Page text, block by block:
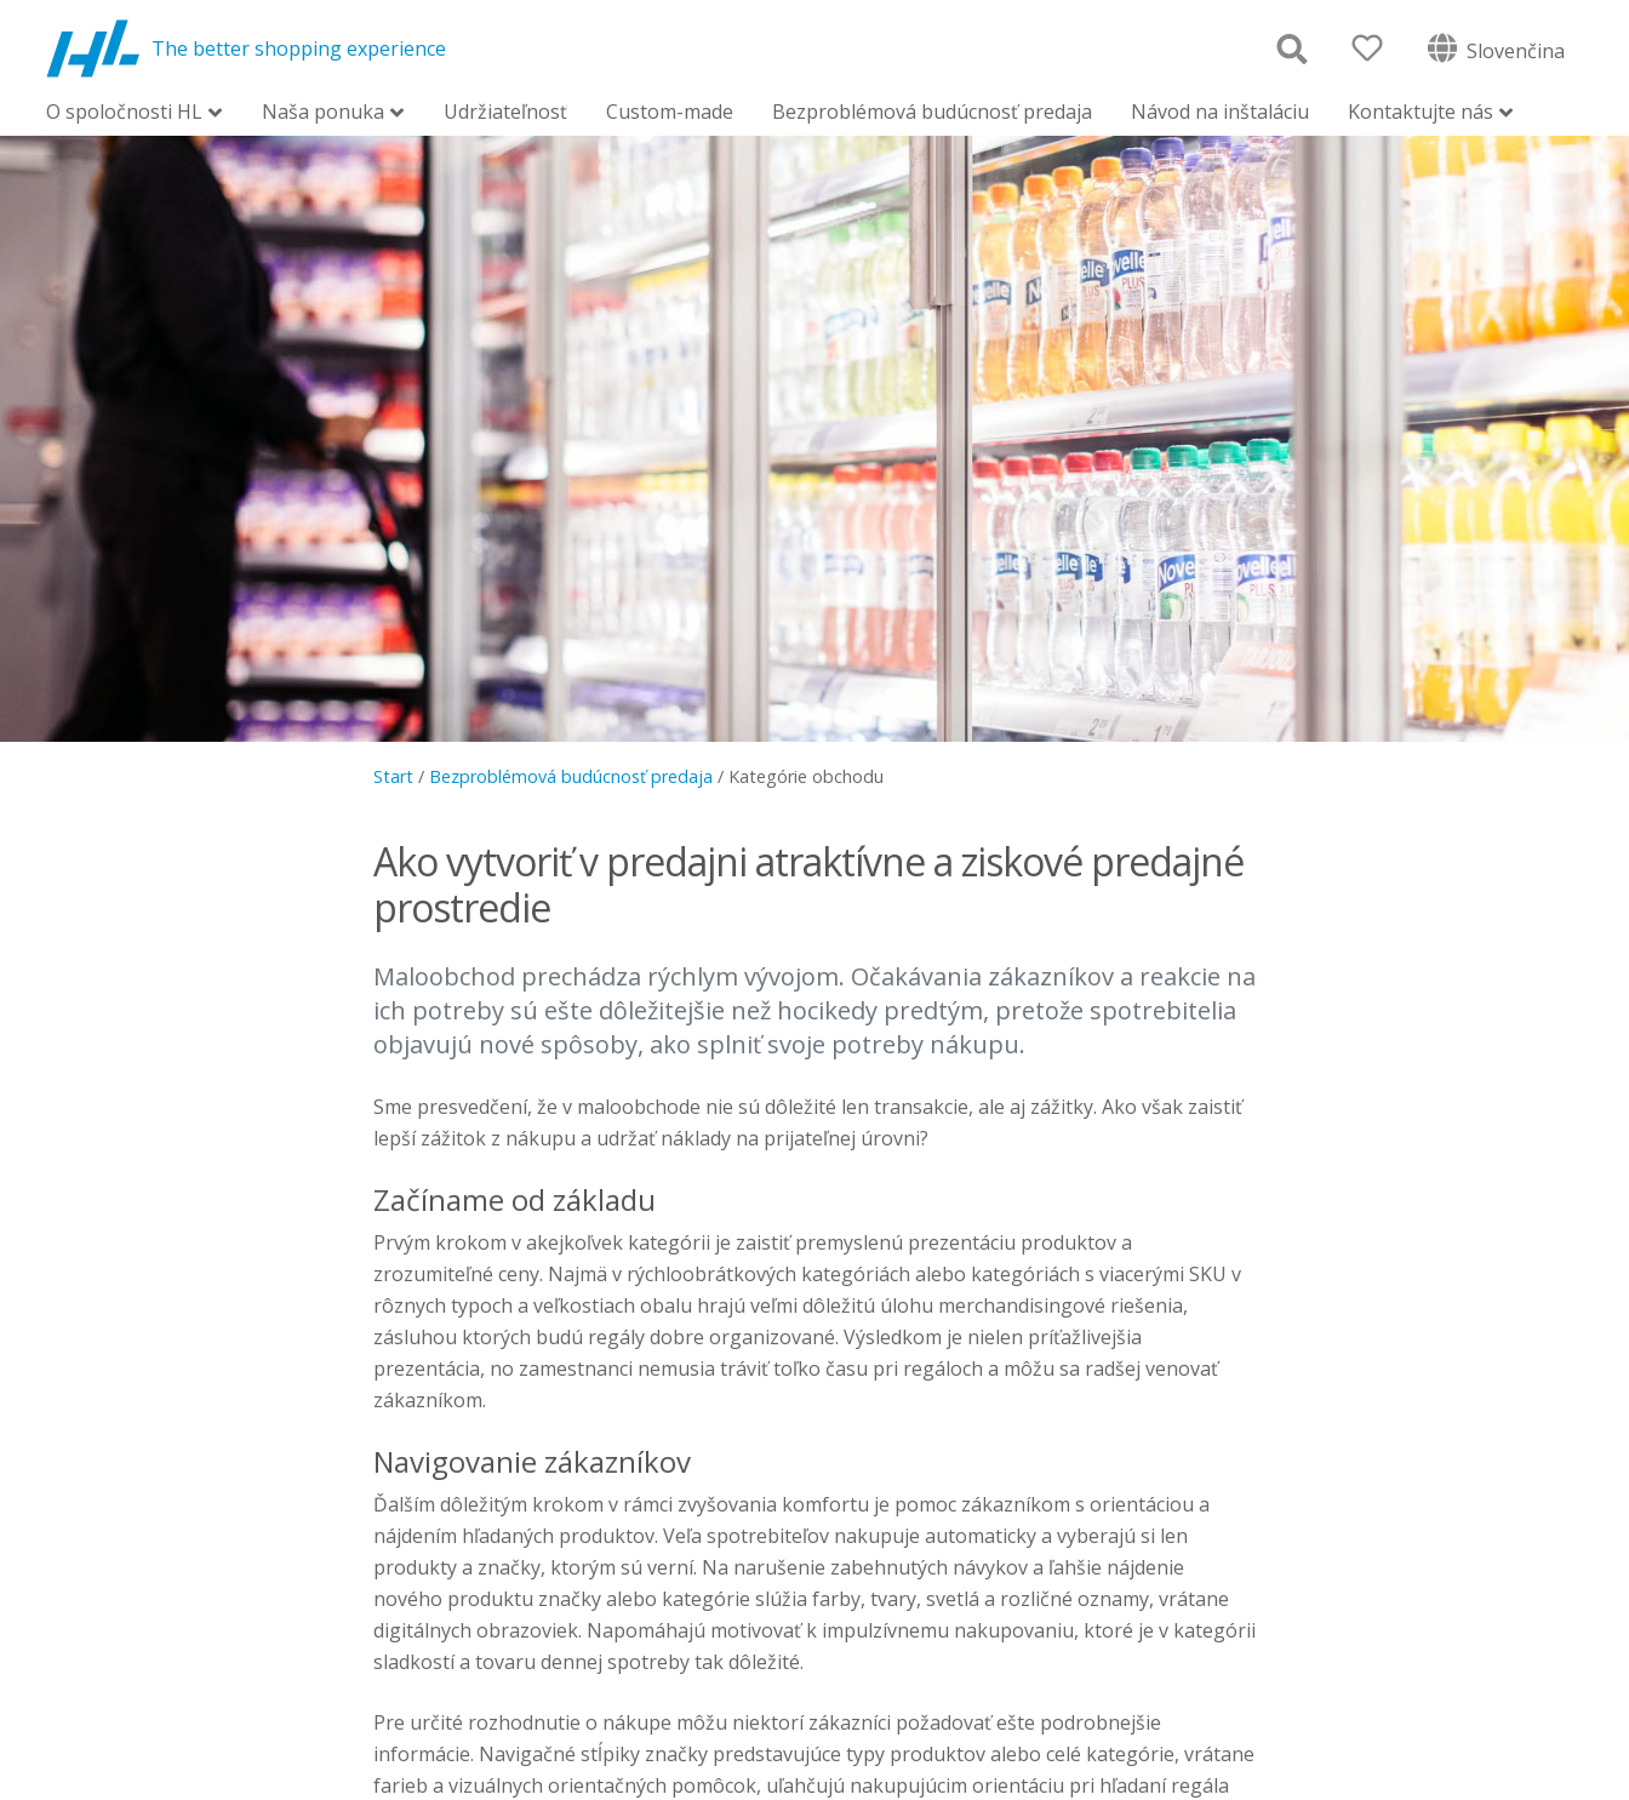
The better shopping experience Slovenčina
O spoločnosti HL Naša ponuka Udržiateľnosť Custom-made Bezproblémová budúcnosť predaja Návod na inštaláciu Kontaktujte nás
Start/ Bezproblémová budúcnosť predaja / Kategórie obchodu
Ako vytvoriť v predajni atraktívne a ziskové predajné
prostredie
Maloobchod prechádza rýchlym vývojom. Očakávania zákazníkov a reakcie na
ich potreby sú ešte dôležitejšie než hocikedy predtým, pretože spotrebitelia
objavujú nové spôsoby, ako splniť svoje potreby nákupu.
Sme presvedčení, že v maloobchode nie sú dôležité len transakcie, ale aj zážitky. Ako však zaistiť
lepší zážitok z nákupu a udržať náklady na prijateľnej úrovni?
Začíname od základu
Prvým krokom v akejkoľvek kategórii je zaistiť premyslenú prezentáciu produktov a
zrozumiteľné ceny. Najmä v rýchloobrátkových kategóriách alebo kategóriách s viacerými SKU v
rôznych typoch a veľkostiach obalu hrajú veľmi dôležitú úlohu merchandisingové riešenia,
zásluhou ktorých budú regály dobre organizované. Výsledkom je nielen príťažlivejšia
prezentácia, no zamestnanci nemusia tráviť toľko času pri regáloch a môžu sa radšej venovať
zákazníkom.
Navigovanie zákazníkov
Ďalším dôležitým krokom v rámci zvyšovania komfortu je pomoc zákazníkom s orientáciou a
nájdením hľadaných produktov. Veľa spotrebiteľov nakupuje automaticky a vyberajú si len
produkty a značky, ktorým sú verní. Na narušenie zabehnutých návykov a ľahšie nájdenie
nového produktu značky alebo kategórie slúžia farby, tvary, svetlá a rozličné oznamy, vrátane
digitálnych obrazoviek. Napomáhajú motivovať k impulzívnemu nakupovaniu, ktoré je v kategórii
sladkostí a tovaru dennej spotreby tak dôležité.
Pre určité rozhodnutie o nákupe môžu niektorí zákazníci požadovať ešte podrobnejšie
informácie. Navigačné stĺpiky značky predstavujúce typy produktov alebo celé kategórie, vrátane
farieb a vizuálnych orientačných pomôcok, uľahčujú nakupujúcim orientáciu pri hľadaní regála